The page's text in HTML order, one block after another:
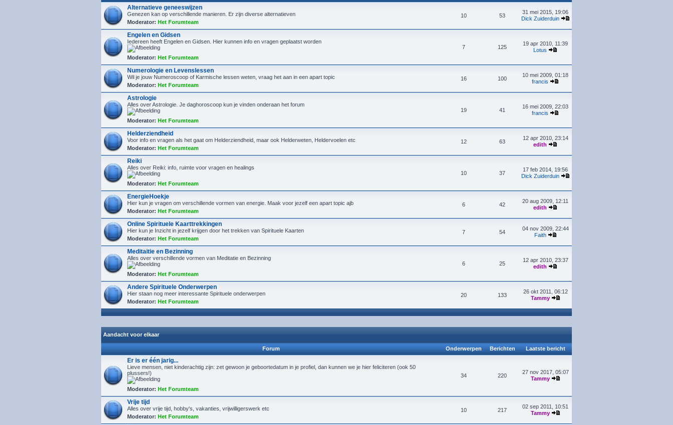
Alternatieve geneeswijzen
Genezen kan op verschillende manieren. Er zijn diverse alternatieven
Moderator: Het Forumteam
10 53
31 mei 2015, 19:06
Dick Zuiderduin
Engelen en Gidsen
Iedereen heeft Engelen en Gidsen. Hier kunnen info en vragen geplaatst worden
Moderator: Het Forumteam
7 125
19 apr 2010, 11:39
Lotus
Numerologie en Levenslessen
Wil je jouw Numeroscoop of Karmische lessen weten, vraag het aan in een apart topic
Moderator: Het Forumteam
16 100
10 mei 2009, 01:18
francis
Astrologie
Alles over Astrologie. Je daghoroscoop kun je vinden onderaan het forum
Moderator: Het Forumteam
19 41
16 mei 2009, 22:03
francis
Helderziendheid
Voor info en vragen als het gaat om Helderziendheid, maar ook Helderweten, Heldervoelen etc
Moderator: Het Forumteam
12 63
12 apr 2010, 23:14
edith
Reiki
Alles over Reiki: info, ruimte voor vragen en healings
Moderator: Het Forumteam
10 37
17 feb 2014, 19:56
Dick Zuiderduin
EnergieHoekje
Hier kun je vragen om verschillende vormen van energie. Maak voor jezelf een apart topic ajb
Moderator: Het Forumteam
6 42
20 aug 2009, 12:11
edith
Online Spirituele Kaarttrekkingen
Hier kun je Inzicht in jezelf krijgen door het trekken van Spirituele Kaarten
Moderator: Het Forumteam
7 54
04 nov 2009, 22:44
Faith
Meditaitie en Bezinning
Alles over verschillende vormen van Meditatie en Bezinning
Moderator: Het Forumteam
6 25
12 apr 2010, 23:37
edith
Andere Spirituele Onderwerpen
Hier staan nog meer interessante Spirituele onderwerpen
Moderator: Het Forumteam
20 133
26 okt 2011, 06:12
Tammy
Aandacht voor elkaar
Forum Onderwerpen Berichten Laatste bericht
Er is er één jarig...
Lieve mensen, niet kinderachtig zijn: zet gewoon je geboortedatum in je profiel, dan kunnen we je hier feliciteren (ook 50
plussers!)
Moderator: Het Forumteam
34 220
27 nov 2017, 05:07
Tammy
Vrije tijd
Alles over vrije tijd, hobby's, vakanties, vrijwilligerswerk etc
Moderator: Het Forumteam
10 217
02 sep 2011, 10:51
Tammy